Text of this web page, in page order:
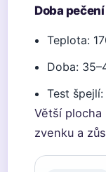
Doba
Teplota:
Doba:
Test
Větší plocha
zvenku a